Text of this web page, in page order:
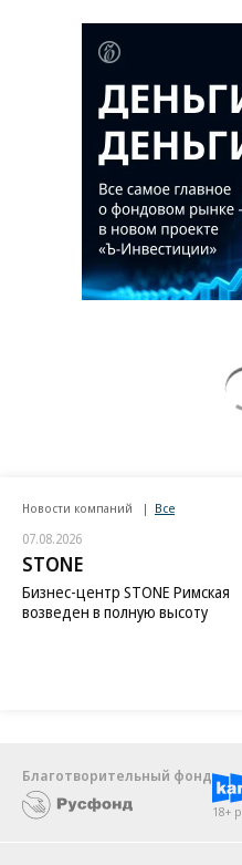
Новости компаний Все
07.08.2026
STONE
Бизнес-центр STONE Римская
возведен в полную высоту
Благотворительный фонд
18+